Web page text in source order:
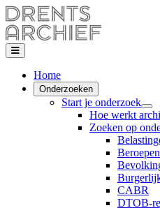
Home
Onderzoeken
Start je onderzoek
Hoe werkt
Zoeken op
CABR
DTOB-